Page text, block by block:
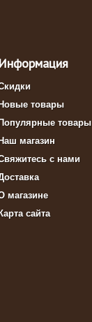
Информация
Новые товары
Популярные товары
Наш магазин
с нами
магазине
Карта сайта